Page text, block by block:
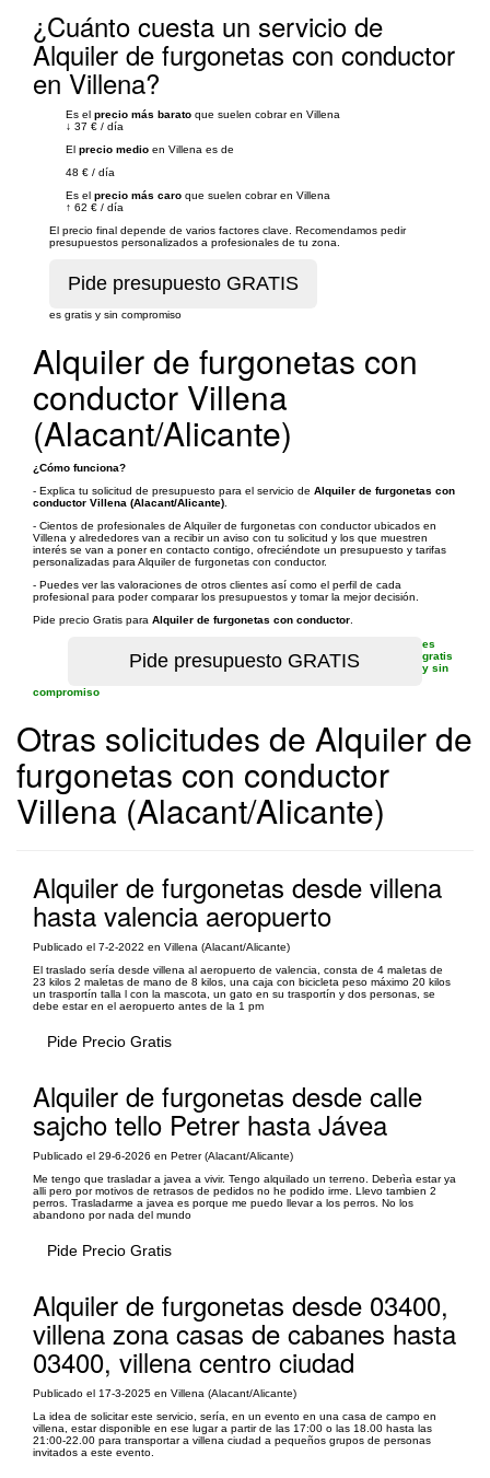
¿Cuánto cuesta un servicio de
Alquiler de furgonetas con conductor
en Villena?
Es el precio más barato que suelen cobrar en Villena
↓ 37 € / día
El precio medio en Villena es de
48 € / día
Es el precio más caro que suelen cobrar en Villena
↑ 62 € / día
El precio final depende de varios factores clave. Recomendamos pedir
presupuestos personalizados a profesionales de tu zona.
es gratis y sin compromiso
Alquiler de furgonetas con
conductor Villena
(Alacant/Alicante)
¿Cómo funciona?
- Explica tu solicitud de presupuesto para el servicio de Alquiler de furgonetas con
conductor Villena (Alacant/Alicante)
- Cientos de profesionales de Alquiler de furgonetas con conductor ubicados en
Villena y alrededores van a recibir un aviso con tu solicitud y los que muestren
interés se van a poner en contacto contigo, ofreciéndote un presupuesto y tarifas
personalizadas para Alquiler de furgonetas con conductor.
- Puedes ver las valoraciones de otros clientes así como el perfil de cada
profesional para poder comparar los presupuestos y tomar la mejor decisión.
Pide precio Gratis para Alquiler de furgonetas con conductor
es
gratis
y sin
compromiso
Otras solicitudes de Alquiler de
furgonetas con conductor
Villena (Alacant/Alicante)
Alquiler de furgonetas desde villena
hasta valencia aeropuerto
Publicado el 7-2-2022 en Villena (Alacant/Alicante)
El traslado sería desde villena al aeropuerto de valencia, consta de 4 maletas de
23 kilos 2 maletas de mano de 8 kilos, una caja con bicicleta peso máximo 20 kilos
un trasportín talla l con la mascota, un gato en su trasportín y dos personas, se
debe estar en el aeropuerto antes de la 1 pm
Pide Precio Gratis
Alquiler de furgonetas desde calle
sajcho tello Petrer hasta Jávea
Publicado el 29-6-2026 en Petrer (Alacant/Alicante)
Me tengo que trasladar a javea a vivir. Tengo alquilado un terreno. Deberìa estar ya
alli pero por motivos de retrasos de pedidos no he podido irme. Llevo tambien 2
perros. Trasladarme a javea es porque me puedo llevar a los perros. No los
abandono por nada del mundo
Pide Precio Gratis
Alquiler de furgonetas desde 03400,
villena zona casas de cabanes hasta
03400, villena centro ciudad
Publicado el 17-3-2025 en Villena (Alacant/Alicante)
La idea de solicitar este servicio, sería, en un evento en una casa de campo en
villena, estar disponible en ese lugar a partir de las 17:00 o las 18.00 hasta las
21:00-22.00 para transportar a villena ciudad a pequeños grupos de personas
invitados a este evento.